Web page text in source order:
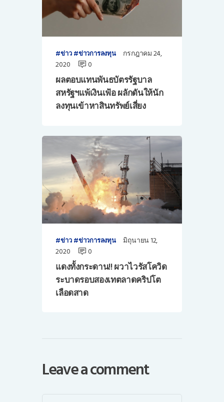
ข่าว ข่าวการลงทุน
กรกฎาคม 24,
2020
0
ผลตอบแทนพันธบัตรรัฐบาล
สหรัฐฯแพ้เงินเฟ้อ ผลักดันให้นัก
ลงทุนเข้าหาสินทรัพย์เสี่ยง
ข่าว ข่าวการลงทุน
มิถุนายน 12,
2020
0
แดงทั้งกระดาน!! ผวาไวรัสโควิด
ระบาดรอบสองเทตลาดคริปโต
เลือดสาด
Leave a comment